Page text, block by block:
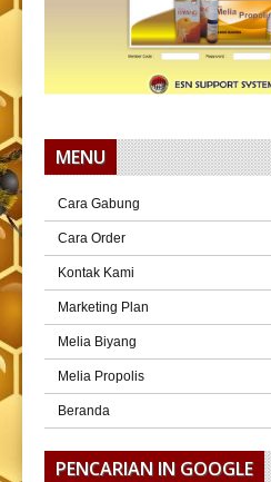
MENU
Cara Gabung
Cara Order
Kontak Kami
Marketing Plan
Melia Biyang
Melia Propolis
Beranda
PENCARIAN IN GOOGLE